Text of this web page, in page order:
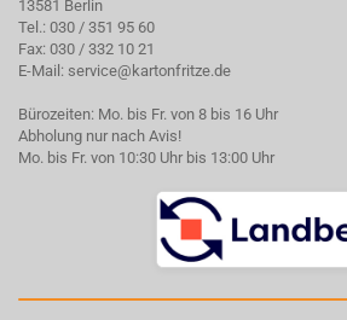
13581 Berlin
Tel.: 030 / 351 95 60
Fax: 030 / 332 10 21
E-Mail: service@kartonfritze.de
Bürozeiten: Mo. bis Fr. von 8 bis 16 Uhr
Abholung nur nach Avis!
Mo. bis Fr. von 10:30 Uhr bis 13:00 Uhr